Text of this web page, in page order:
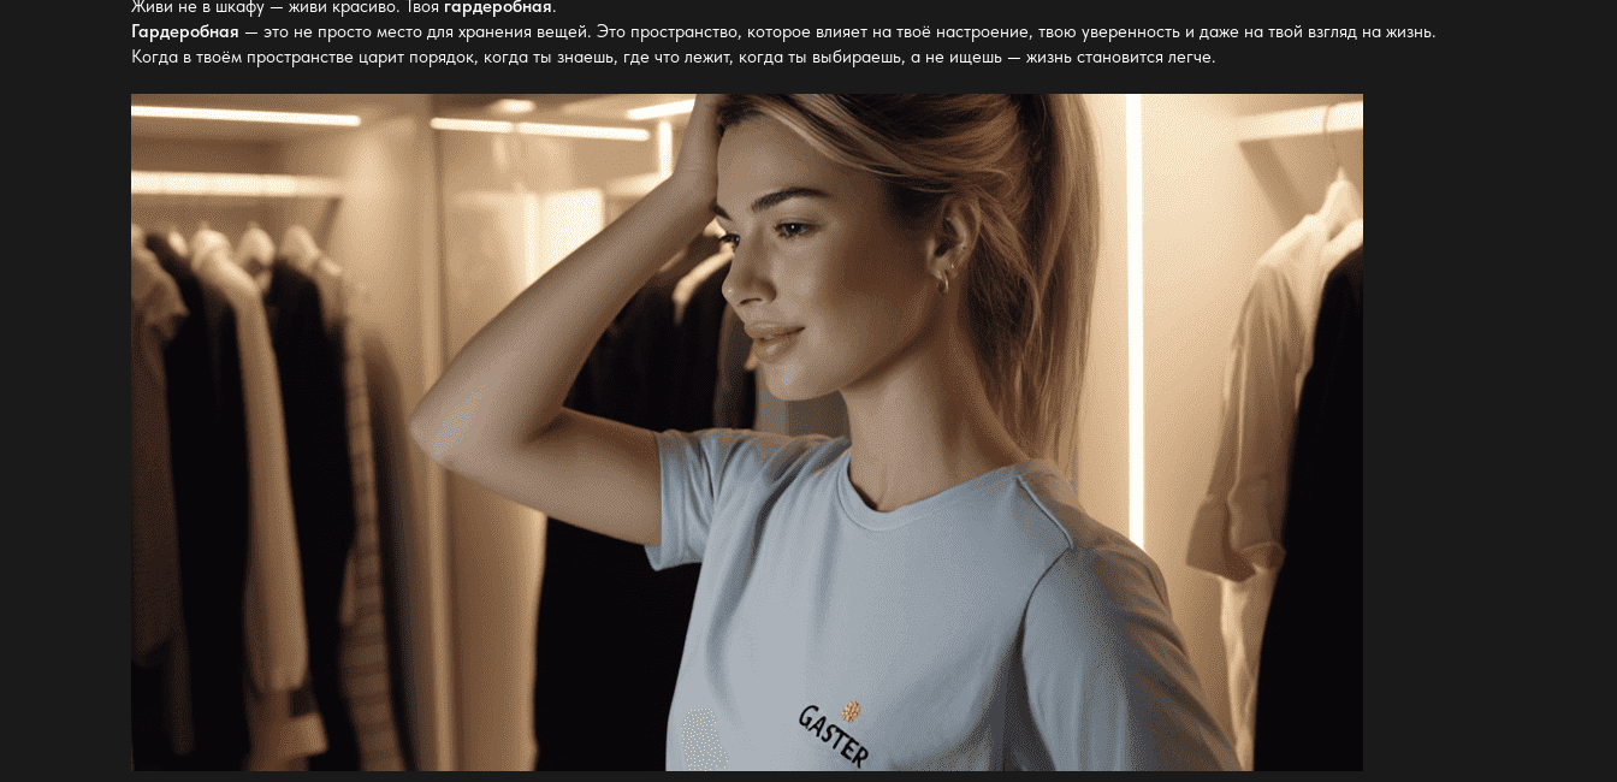
Живи не в шкафу — живи красиво. Твоя гардеробная.
Гардеробная — это не просто место для хранения вещей. Это пространство, которое влияет на твоё настроение, твою уверенность и даже на твой взгляд на жизнь.
Когда в твоём пространстве царит порядок, когда ты знаешь, где что лежит, когда ты выбираешь, а не ищешь — жизнь становится легче.